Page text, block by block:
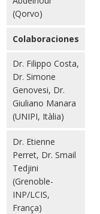
(Qorvo)
Colaboraciones
Dr. Filippo Costa,
Dr. Simone
Genovesi, Dr.
Giuliano Manara
(UNIPI, Itàlia)
Dr. Etienne
Perret, Dr. Smail
Tedjini
(Grenoble-
INP/LCIS,
França)